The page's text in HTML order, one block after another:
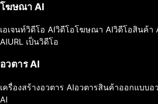
โฆษณา AI
เอเจนท์วิดีโอ AIวิดีโอโฆษณา AIวิดีโอสินค้า
AIURL เป็นวิดีโอ
อวตาร AI
เครื่องสร้างอวตาร AIอวตารสินค้าออกแบบอ
AI